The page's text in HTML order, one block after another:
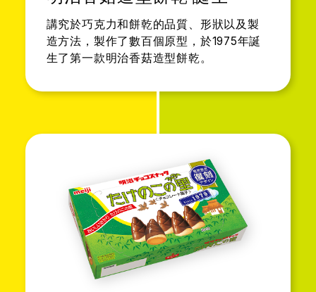
講究於巧克力和餅乾的品質、形狀以及製
造方法，製作了數百個原型，於1975年誕
生了第一款明治香菇造型餅乾。